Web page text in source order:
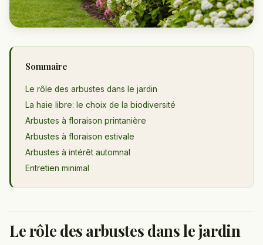
Sommaire
Le rôle des arbustes dans le jardin
La haie libre: le choix de la biodiversité
Arbustes à floraison printanière
Arbustes à floraison estivale
Arbustes à intérêt automnal
Entretien minimal
Le rôle des arbustes dans le jardin